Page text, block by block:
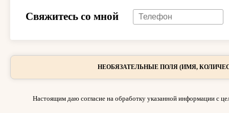
Свяжитесь со мной
НЕОБЯЗАТЕЛЬНЫЕ ПОЛЯ (ИМЯ,
Настоящим даю согласие на обработку указанной информации с